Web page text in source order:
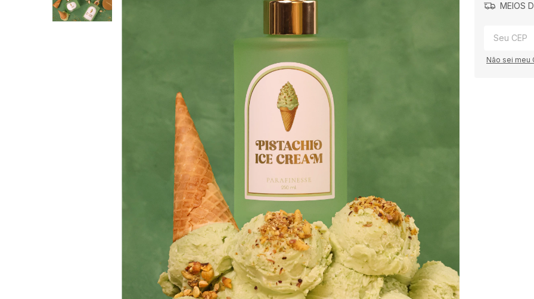
MEIOS
Não sei meu